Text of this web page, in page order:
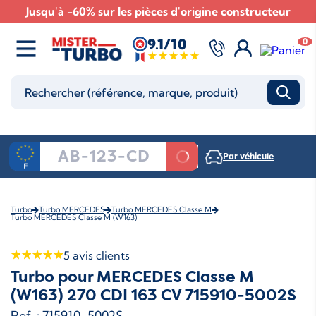
Jusqu'à -60% sur les pièces d'origine constructeur
9.1/10 0
Par véhicule
Turbo Turbo MERCEDES Turbo MERCEDES Classe M
Turbo MERCEDES Classe M (W163)
5 avis clients
Turbo pour MERCEDES Classe M
(W163) 270 CDI 163 CV 715910-5002S